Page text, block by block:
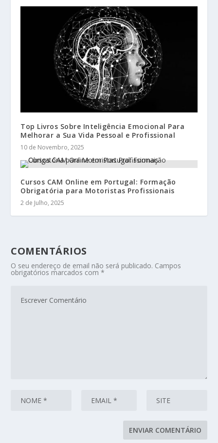
Top Livros Sobre Inteligência Emocional Para
Melhorar a Sua Vida Pessoal e Profissional
10 de Novembro, 2025
Cursos CAM Online em Portugal: Formação
Obrigatória para Motoristas Profissionais
2 de Julho, 2025
COMENTÁRIOS
O seu endereço de email não será publicado. Campos
obrigatórios marcados com*